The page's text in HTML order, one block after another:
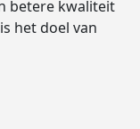
betere kwaliteit
het doel van